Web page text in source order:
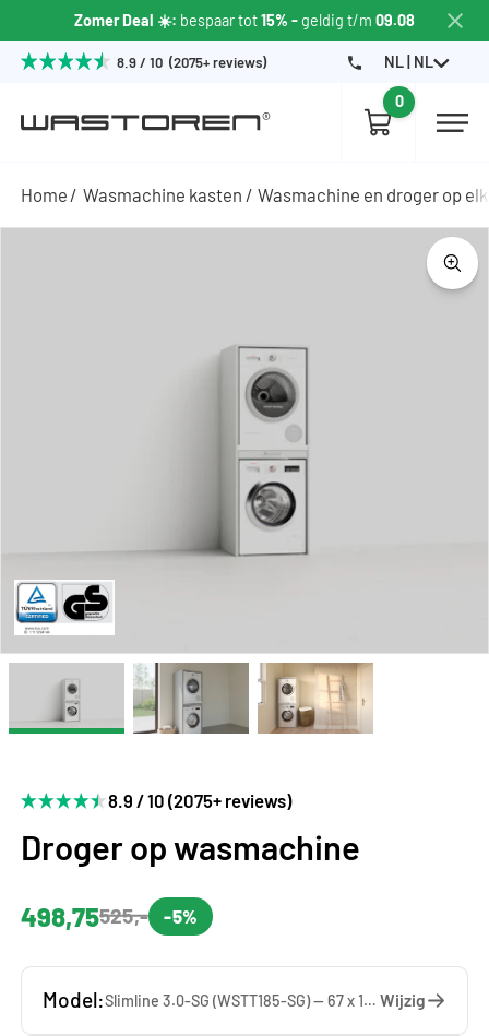
Zomer Deal ☀️: bespaar tot15% -geldig t/m 09.08
8.9 / 10 (2075+ reviews) NL | NL
0
Home Wasmachine kasten Wasmachine en droger op
8.9 / 10 (2075+ reviews)
Droger op wasmachine
498,75525,- -5%
Model: Slimline 3.0-SG (WSTT185-SG) — 67 x 185 x 65 cm Wijzig